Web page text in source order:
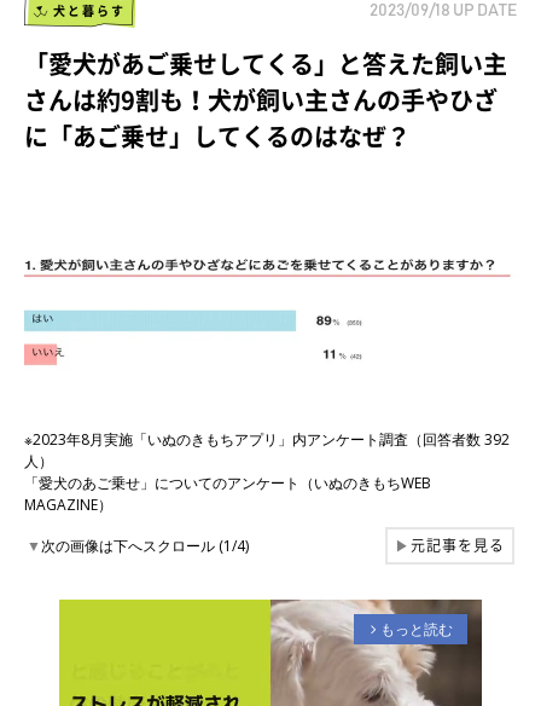
犬と暮らす 2023/09/18 UP DATE
「愛犬があご乗せしてくる」と答えた飼い主
さんは約9割も！犬が飼い主さんの手やひざ
に「あご乗せ」してくるのはなぜ？
※2023年8月実施「いぬのきもちアプリ」内アンケート調査（回答者数 392
人）
「愛犬のあご乗せ」についてのアンケート（いぬのきもちWEB
MAGAZINE）
▼次の画像は下へスクロール (1/4) ▶元記事を見る
arrow_forward_ios もっと読む